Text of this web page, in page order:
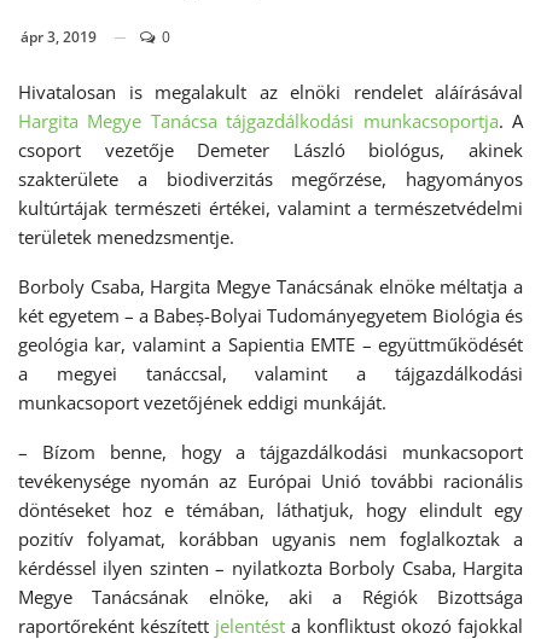
ápr 3, 2019 0
Hivatalosan is megalakult az elnöki rendelet aláírásával
Hargita Megye Tanácsa tájgazdálkodási munkacsoportja. A
csoport vezetője Demeter László biológus, akinek
szakterülete a biodiverzitás megőrzése, hagyományos
kultúrtájak természeti értékei, valamint a természetvédelmi
területek menedzsmentje.
Borboly Csaba, Hargita Megye Tanácsának elnöke méltatja a
két egyetem – a Babeș-Bolyai Tudományegyetem Biológia és
geológia kar, valamint a Sapientia EMTE – együttműködését
a megyei tanáccsal, valamint a tájgazdálkodási
munkacsoport vezetőjének eddigi munkáját.
– Bízom benne, hogy a tájgazdálkodási munkacsoport
tevékenysége nyomán az Európai Unió további racionális
döntéseket hoz e témában, láthatjuk, hogy elindult egy
pozitív folyamat, korábban ugyanis nem foglalkoztak a
kérdéssel ilyen szinten – nyilatkozta Borboly Csaba, Hargita
Megye Tanácsának elnöke, aki a Régiók Bizottsága
raportőreként készített jelentést a konfliktust okozó fajokkal